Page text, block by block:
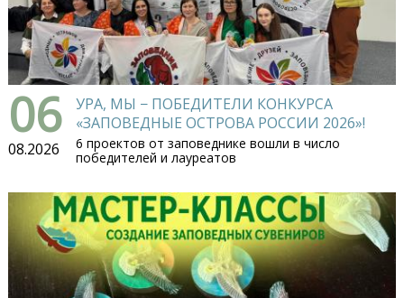
06
08.2026
УРА, МЫ − ПОБЕДИТЕЛИ КОНКУРСА
«ЗАПОВЕДНЫЕ ОСТРОВА РОССИИ 2026»!
6 проектов от заповеднике вошли в число
победителей и лауреатов